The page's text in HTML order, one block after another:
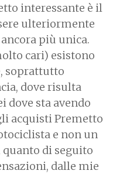
interessante è il
ulteriormente
più unica.
cari) esistono
soprattutto
dove risulta
dove sta avendo
acquisti Premetto
e non un
di seguito
dalle mie